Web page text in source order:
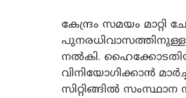
കേന്ദ്രം സമയം
പുനരധിവാസത്തിനുള്ള
നൽകി.
വിനിയോഗിക്കാൻ
സിറ്റിങ്ങിൽ സംസ്ഥാന